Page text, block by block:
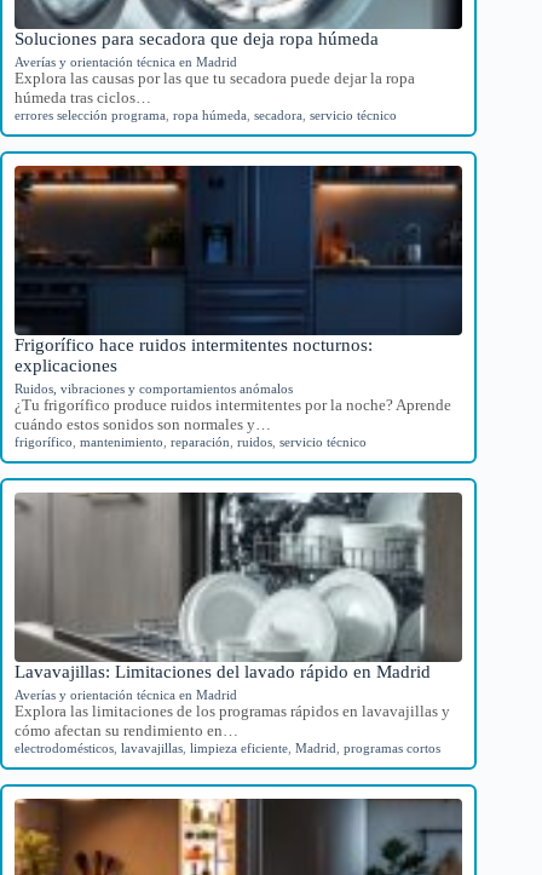
Soluciones para secadora que deja ropa húmeda
Averías y orientación técnica en Madrid
Explora las causas por las que tu secadora puede dejar la ropa
húmeda tras ciclos…
errores selección programa ropa húmeda secadora servicio técnico
Frigorífico hace ruidos intermitentes nocturnos:
explicaciones
Ruidos, vibraciones y comportamientos anómalos
¿Tu frigorífico produce ruidos intermitentes por la noche? Aprende
cuándo estos sonidos son normales y…
frigorífico mantenimiento reparación ruidos servicio técnico
Lavavajillas: Limitaciones del lavado rápido en Madrid
Averías y orientación técnica en Madrid
Explora las limitaciones de los programas rápidos en lavavajillas y
cómo afectan su rendimiento en…
electrodomésticos lavavajillas limpieza eficiente Madrid programas cortos